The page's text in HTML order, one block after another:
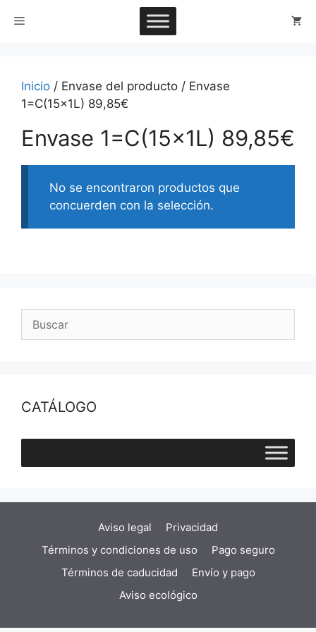
Menú
Inicio / Envase del producto / Envase
1=C(15x1L) 89,85€
Envase 1=C(15x1L) 89,85€
No se encontraron productos que
concuerden con la selección.
CATÁLOGO
Aviso legal
Privacidad
Términos y condiciones de uso
Pago seguro
Términos de caducidad
Envío y pago
Aviso ecológico